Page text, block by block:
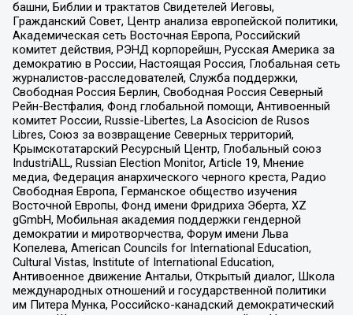
башни, Библии и трактатов Свидетелей Иеговы,
Гражданский Совет, Центр анализа европейской политики,
Академическая сеть Восточная Европа, Российский
комитет действия, РЭНД корпорейшн, Русская Америка за
демократию в России, Настоящая Россия, Глобальная сеть
журналистов-расследователей, Служба поддержки,
Свободная Россия Берлин, Свободная Россия Северный
Рейн-Вестфалия, Фонд глобальной помощи, Антивоенный
комитет России, Russie-Libertes, La Asocicion de Rusos
Libres, Союз за возвращение Северных территорий,
Крымскотатарский Ресурсный Центр, Глобальный союз
IndustriALL, Russian Election Monitor, Article 19, Мнение
медиа, Федерация анархического черного креста, Радио
Свободная Европа, Германское общество изучения
Восточной Европы, Фонд имени Фридриха Эберта, XZ
gGmbH, Мобильная академия поддержки гендерной
демократии и миротворчества, Форум имени Льва
Копелева, American Councils for International Education,
Cultural Vistas, Institute of International Education,
Антивоенное движение Антальи, Открытый диалог, Школа
международных отношений и государственной политики
им Питера Мунка, Российско-канадский демократический